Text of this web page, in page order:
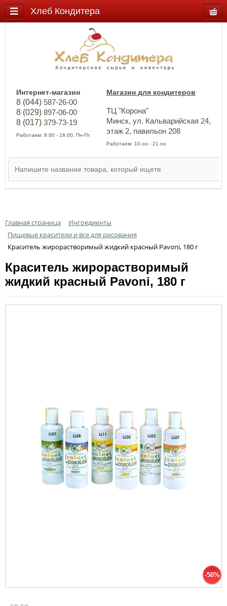
Интернет-магазин
8 (044) 587-26-00
8 (029) 897-06-00
8 (017) 379-73-19
Работаем: 9.00 - 18.00, Пн-Пт
Магазин для кондитеров
ТЦ "Корона"
Минск, ул. Кальварийская 24,
этаж 2, павильон 208
Работаем: 10.оо - 21.оо
Главная страница
Ингредиенты
Пищевые красители и все для рисования
Краситель жирорастворимый жидкий красный Pavoni, 180 г
Краситель жирорастворимый
жидкий красный Pavoni, 180 г
-50%
Хлеб Кондитера